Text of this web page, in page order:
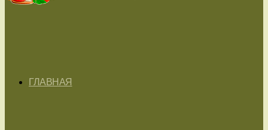
ГЛАВНАЯ